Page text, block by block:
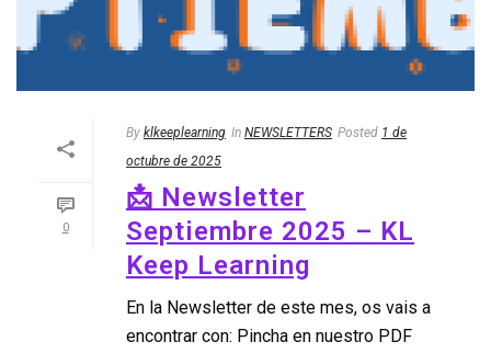
0
By klkeeplearning In NEWSLETTERS Posted 1 de
octubre de 2025
📩 Newsletter
Septiembre 2025 – KL
Keep Learning
En la Newsletter de este mes, os vais a
encontrar con: Pincha en nuestro PDF